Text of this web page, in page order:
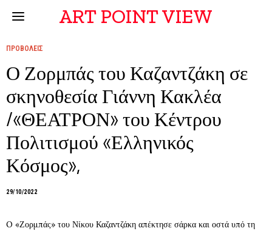
ART POINT VIEW
ΠΡΟΒΟΛΕΙΣ
Ο Ζορμπάς του Καζαντζάκη σε
σκηνοθεσία Γιάννη Κακλέα
/«ΘΕΑΤΡΟΝ» του Κέντρου
Πολιτισμού «Ελληνικός
Κόσμος»,
29/10/2022
O «Ζορμπάς» του Νίκου Καζαντζάκη απέκτησε σάρκα και οστά υπό τη